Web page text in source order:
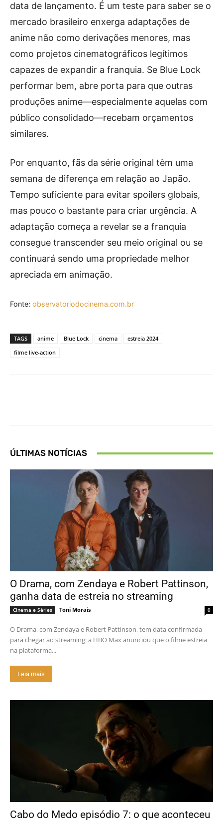
data de lançamento. É um teste para saber se o
mercado brasileiro enxerga adaptações de
anime não como derivações menores, mas
como projetos cinematográficos legítimos
capazes de expandir a franquia. Se Blue Lock
performar bem, abre porta para que outras
produções anime—especialmente aquelas com
público consolidado—recebam orçamentos
similares.
Por enquanto, fãs da série original têm uma
semana de diferença em relação ao Japão.
Tempo suficiente para evitar spoilers globais,
mas pouco o bastante para criar urgência. A
adaptação começa a revelar se a franquia
consegue transcender seu meio original ou se
continuará sendo uma propriedade melhor
apreciada em animação.
Fonte: observatoriodocinema.com.br
TAGS anime Blue Lock cinema
estreia 2024
filme live-action
ÚLTIMAS NOTÍCIAS
O Drama, com Zendaya e Robert Pattinson,
ganha data de estreia no streaming
Cinema e Séries Toni Morais 0
O Drama, com Zendaya e Robert Pattinson, tem data confirmada
para chegar ao streaming: a HBO Max anunciou que o filme estreia
na plataforma...
Leia mais
Cabo do Medo episódio 7: o que aconteceu